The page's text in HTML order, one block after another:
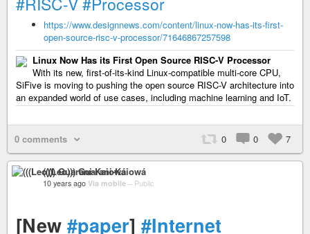
https://www.designnews.com/content/linux-now-has-its-first-
open-source-risc-v-processor/71646867257598
Linux Now Has its First Open Source RISC-V Processor
With its new, first-of-its-kind Linux-compatible multi-core CPU,
SiFive is moving to pushing the open source RISC-V architecture into
an expanded world of use cases, including machine learning and IoT.
0 comments 0 0 7
(((Leo))) Guarani-Kaiowá
10 years ago Via mobile – Public
[New #paper] #Internet